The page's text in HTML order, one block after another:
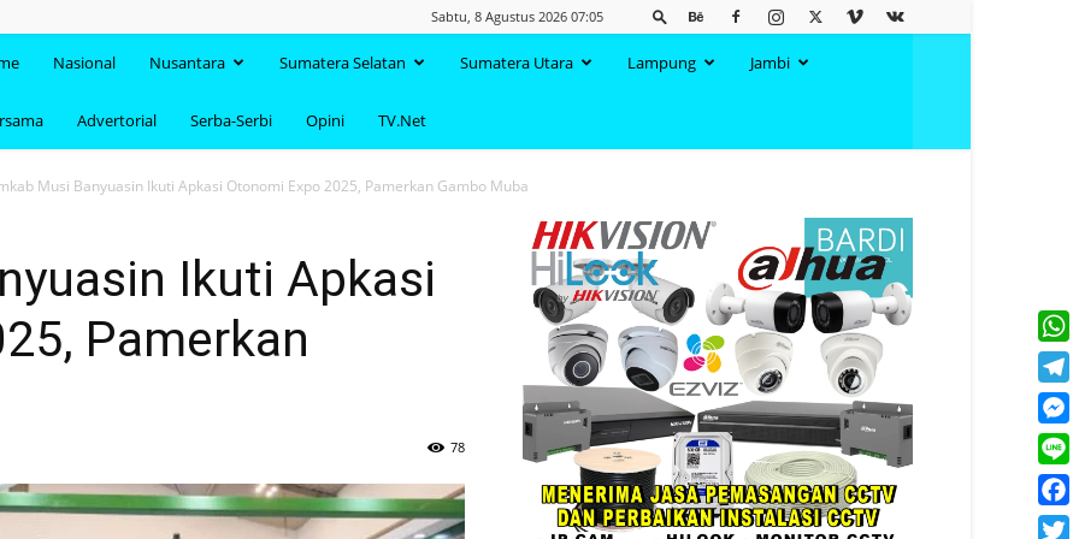
Sabtu, 8 Agustus 2026 07:05
Nasional Nusantara Sumatera Selatan Sumatera Utara Lampung Jambi
Advertorial Serba-Serbi Opini TV.Net
Musi Banyuasin Ikuti Apkasi Otonomi Expo 2025, Pamerkan Gambo Muba
Ikuti Apkasi
Pamerkan
78
Line